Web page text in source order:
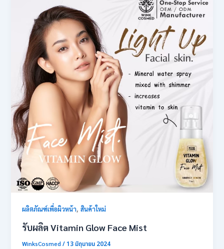
ผลิตภัณฑ์เพื่อผิวหน้า,สินค้าใหม่
รับผลิต Vitamin Glow Face Mist
WinksCosmed/13 มิถุนายน 2024